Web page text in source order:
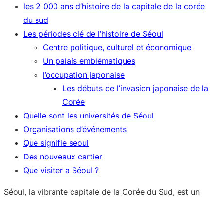
les 2 000 ans d’histoire de la capitale de la corée
du sud
Les périodes clé de l’histoire de Séoul
Centre politique, culturel et économique
Un palais emblématiques
l’occupation japonaise
Les débuts de l’invasion japonaise de la
Corée
Quelle sont les universités de Séoul
Organisations d’événements
Que signifie seoul
Des nouveaux cartier
Que visiter a Séoul ?
Séoul, la vibrante capitale de la Corée du Sud, est un